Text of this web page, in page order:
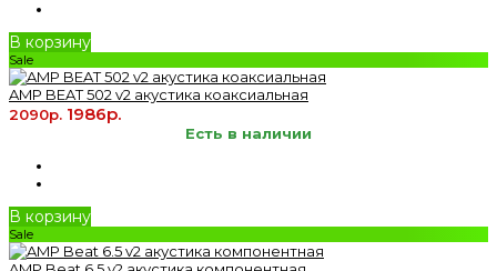
В корзину
Sale
AMP BEAT 502 v2 акустика коаксиальная
2090р. 1986р.
Есть в наличии
В корзину
Sale